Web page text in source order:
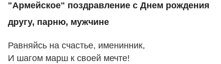
"Армейское" поздравление с Днем рождения
другу, парню, мужчине
Равняйсь на счастье, именинник,
И шагом марш к своей мечте!